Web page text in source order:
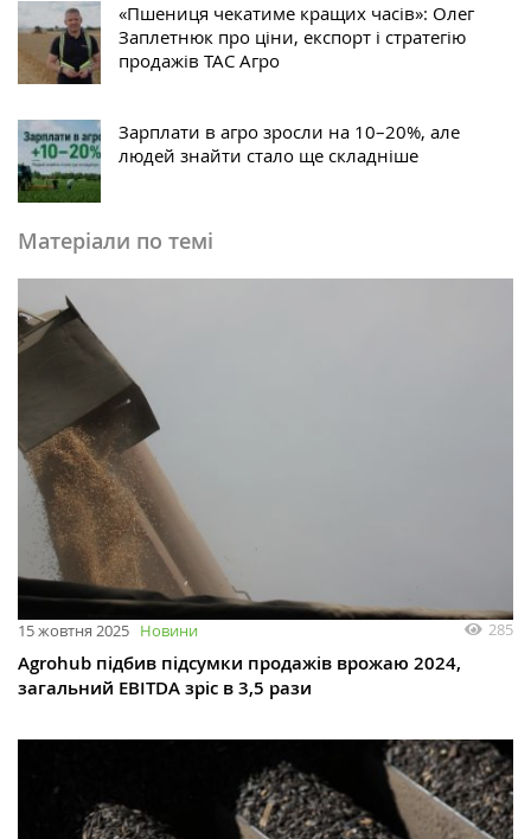
«Пшениця чекатиме кращих часів»: Олег
Заплетнюк про ціни, експорт і стратегію
продажів ТАС Агро
Зарплати в агро зросли на 10–20%, але
людей знайти стало ще складніше
Матеріали по темі
15 жовтня 2025 Новини 285
Agrohub підбив підсумки продажів врожаю 2024,
загальний EBITDA зріс в 3,5 рази